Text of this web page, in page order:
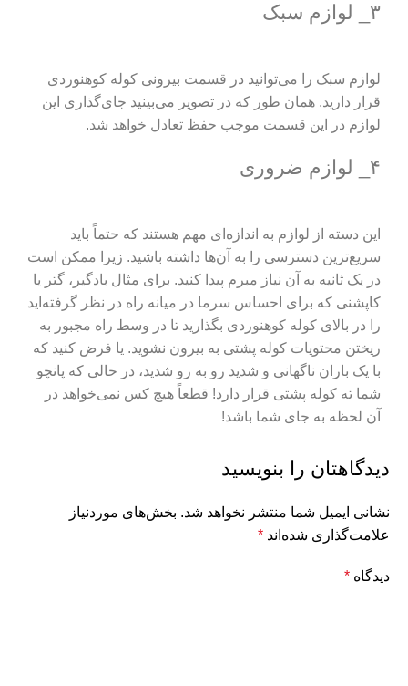
۳_ لوازم سبک
لوازم سبک را می‌توانید در قسمت بیرونی کوله کوهنوردی
قرار دارید. همان طور که در تصویر می‌بینید جای‌گذاری این
لوازم در این قسمت موجب حفظ تعادل خواهد شد.
۴_ لوازم ضروری
این دسته از لوازم به اندازه‌ای مهم هستند که حتماً باید
سریع‌ترین دسترسی را به آن‌ها داشته باشید. زیرا ممکن است
در یک ثانیه به آن نیاز مبرم پیدا کنید. برای مثال بادگیر، گتر یا
کاپشنی که برای احساس سرما در میانه راه در نظر گرفته‌اید
را در بالای کوله کوهنوردی بگذارید تا در وسط راه مجبور به
ریختن محتویات کوله‌ پشتی به بیرون نشوید. یا فرض کنید که
با یک باران ناگهانی و شدید رو به رو شدید، در حالی که پانچو
شما ته کوله‌ پشتی قرار دارد! قطعاً هیچ کس نمی‌خواهد در
آن لحظه به جای شما باشد!
دیدگاهتان را بنویسید
نشانی ایمیل شما منتشر نخواهد شد. بخش‌های موردنیاز
علامت‌گذاری شده‌اند *
دیدگاه *